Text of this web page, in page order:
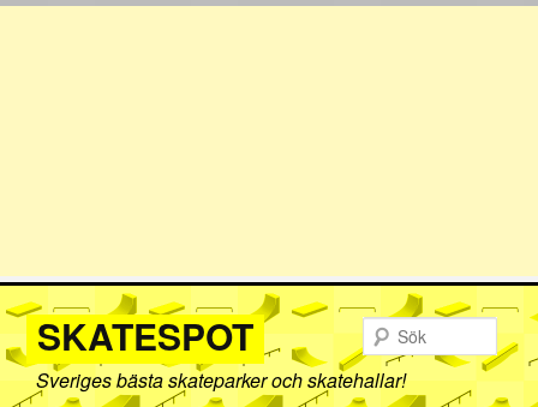
SKATESPOT
Sveriges bästa skateparker och skatehallar!